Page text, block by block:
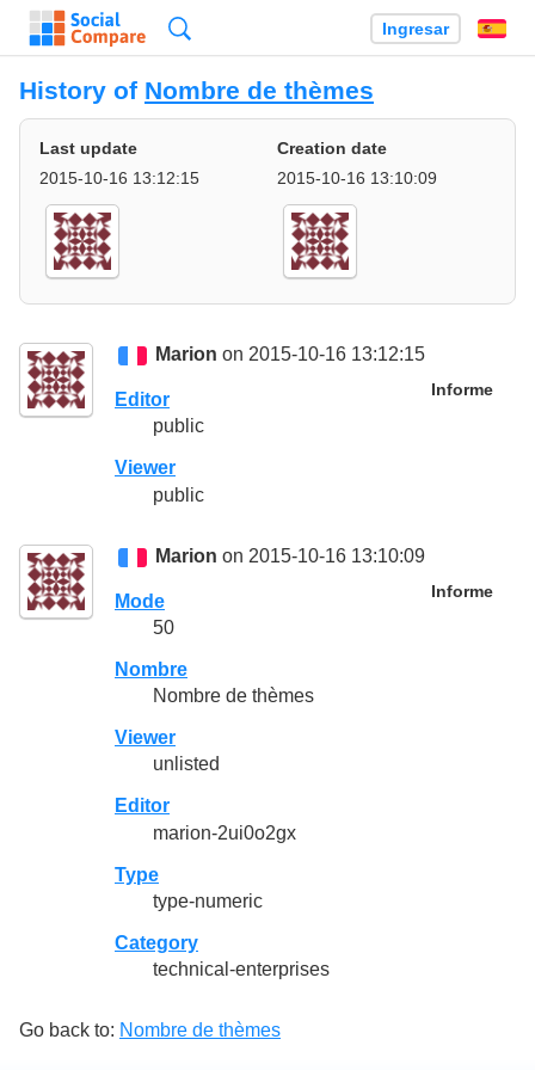
Ingresar
History of Nombre de thèmes
Last update
2015-10-16 13:12:15
Creation date
2015-10-16 13:10:09
Marion on 2015-10-16 13:12:15
Informe
Editor
public
Viewer
public
Marion on 2015-10-16 13:10:09
Informe
Mode
50
Nombre
Nombre de thèmes
Viewer
unlisted
Editor
marion-2ui0o2gx
Type
type-numeric
Category
technical-enterprises
Go back to: Nombre de thèmes